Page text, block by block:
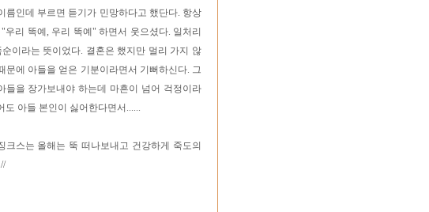
름인데 부르면 듣기가 민망하다고 했단다. 항상
리 똑예, 우리 똑예" 하면서 웃으셨다. 일처리
이라는 뜻이었다. 결혼은 했지만 멀리 가지 않
문에 아들을 얻은 기분이라면서 기뻐하신다. 그
들을 장가보내야 하는데 마흔이 넘어 걱정이라
도 아들 본인이 싫어한다면서......
크스는 올해는 뚝 떠나보내고 건강하게 죽도의